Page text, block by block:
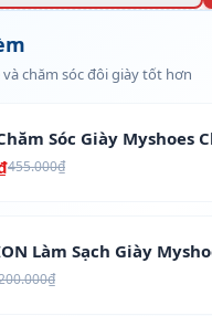
chăm sóc đôi giày tốt hơn
Sóc Giày Myshoes
455.000₫
Làm Sạch Giày